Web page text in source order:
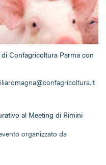
Confagricoltura Parma con
al Meeting di Rimini
organizzato da